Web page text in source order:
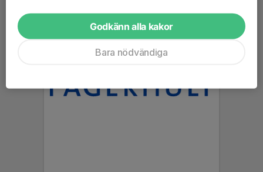
Godkänn alla kakor
Bara nödvändiga